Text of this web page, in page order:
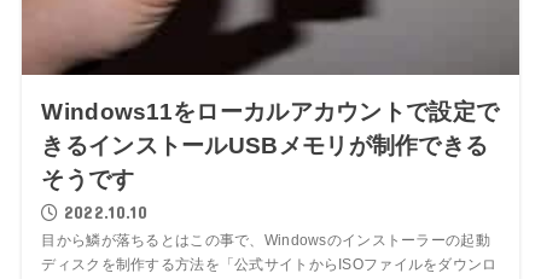
Windows11をローカルアカウントで設定で
きるインストールUSBメモリが制作できる
そうです
2022.10.10
目から鱗が落ちるとはこの事で、Windowsのインストーラーの起動
ディスクを制作する方法を「公式サイトからISOファイルをダウンロ